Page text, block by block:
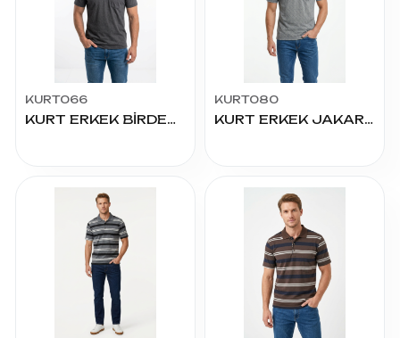
KURT066
KURT ERKEK BİRDEBİR YAKALI TSHIRT BATTAL
KURT080
KURT ERKEK JAKARLI YAKALI TİŞÖRT